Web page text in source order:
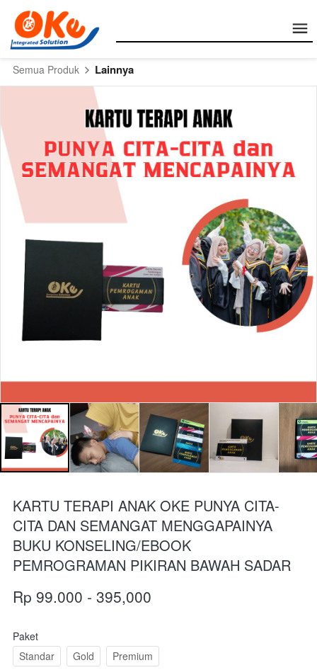
Semua Produk Lainnya
KARTU TERAPI ANAK OKE PUNYA CITA-
CITA DAN SEMANGAT MENGGAPAINYA
BUKU KONSELING/EBOOK
PEMROGRAMAN PIKIRAN BAWAH SADAR
Rp 99.000 - 395,000
Paket
Standar
Gold Premium